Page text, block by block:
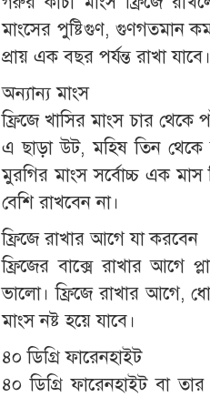
মাংসের পুষ্টিগুণ, গুণগতমান
প্রায় এক বছর পর্যন্ত রাখা যাবে।
অন্যান্য মাংস
ফ্রিজে খাসির মাংস চার থেকে
এ ছাড়া উট, মহিষ তিন
মুরগির মাংস সর্বোচ্চ এক মাস
বেশি রাখবেন না।
ফ্রিজে রাখার আগে যা করবেন
ফ্রিজের বাক্সে রাখার আগে
ভালো। ফ্রিজে রাখার আগে,
মাংস নষ্ট হয়ে যাবে।
৪০ ডিগ্রি ফারেনহাইট
৪০ ডিগ্রি ফারেনহাইট বা